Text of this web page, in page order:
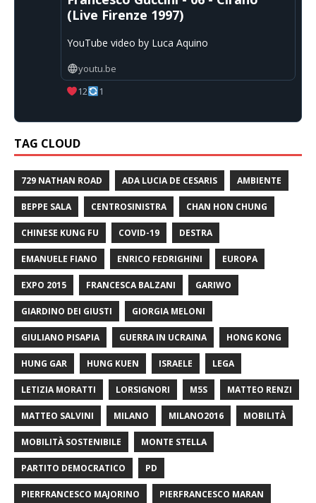
(Live Firenze 1997)
YouTube video by Luca Aquino
youtu.be
12
1
TAG CLOUD
729 NATHAN ROAD ADA LUCIA DE CESARIS AMBIENTE
BEPPE SALA CENTROSINISTRA CHAN HON CHUNG
CHINESE KUNG FU COVID-19 DESTRA
EMANUELE FIANO ENRICO FEDRIGHINI EUROPA
EXPO 2015 FRANCESCA BALZANI GARIWO
GIARDINO DEI GIUSTI GIORGIA MELONI
GIULIANO PISAPIA GUERRA IN UCRAINA HONG KONG
HUNG GAR HUNG KUEN ISRAELE LEGA
LETIZIA MORATTI LORSIGNORI M5S MATTEO RENZI
MATTEO SALVINI MILANO MILANO2016 MOBILITÀ
MOBILITÀ SOSTENIBILE MONTE STELLA
PARTITO DEMOCRATICO PD
PIERFRANCESCO MAJORINO PIERFRANCESCO MARAN